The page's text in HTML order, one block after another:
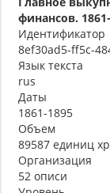
финансов.
Идентификатор
8ef30ad5-ff5c-
Язык текста
rus
Даты
1861-1895
Объем
89587 единиц
Организация
52 описи